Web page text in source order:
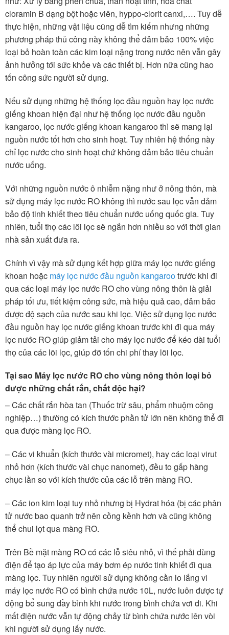
cloramin B dạng bột hoặc viên, hyppo-clorit canxi,…. Tuy dễ
thực hiện, những vật liệu cũng dễ tìm kiếm nhưng những
phương pháp thủ công này không thể đảm bảo 100% việc
loại bỏ hoàn toàn các kim loại nặng trong nước nên vẫn gây
ảnh hưởng tới sức khỏe và các thiết bị. Hơn nữa cũng hao
tốn công sức người sử dụng.
Nếu sử dụng những hệ thống lọc đầu nguồn hay lọc nước
giếng khoan hiện đại như hệ thống lọc nước đầu nguồn
kangaroo, lọc nước giếng khoan kangaroo thì sẽ mang lại
nguồn nước tốt hơn cho sinh hoạt. Tuy nhiên hệ thống này
chỉ lọc nước cho sinh hoạt chứ không đảm bảo tiêu chuẩn
nước uống.
Với những nguồn nước ô nhiễm nặng như ở nông thôn, mà
sử dụng máy lọc nước RO không thì nước sau lọc vẫn đảm
bảo độ tinh khiết theo tiêu chuẩn nước uống quốc gia. Tuy
nhiên, tuổi thọ các lõi lọc sẽ ngắn hơn nhiều so với thời gian
nhà sản xuất đưa ra.
Chính vì vậy mà sử dụng kết hợp giữa máy lọc nước giếng
khoan hoặc máy lọc nước đầu nguồn kangarootrước khi đi
qua các loại máy lọc nước RO cho vùng nông thôn là giải
pháp tối ưu, tiết kiệm công sức, mà hiệu quả cao, đảm bảo
được độ sạch của nước sau khi lọc. Việc sử dụng lọc nước
đầu nguồn hay lọc nước giếng khoan trước khi đi qua máy
lọc nước RO giúp giảm tải cho máy lọc nước để kéo dài tuổi
thọ của các lõi lọc, giúp đỡ tốn chi phí thay lõi lọc.
Tại sao Máy lọc nước RO cho vùng nông thôn loại bỏ
được những chất rắn, chất độc hại?
– Các chất rắn hòa tan (Thuốc trừ sâu, phẩm nhuộm công
nghiệp…) thường có kích thước phần tử lớn nên không thể đi
qua được màng lọc RO.
– Các vi khuẩn (kích thước vài micromet), hay các loại virut
nhỏ hơn (kích thước vài chục nanomet), đều to gấp hàng
chục lần so với kích thước của các lỗ trên màng RO.
– Các ion kim loại tuy nhỏ nhưng bị Hydrat hóa (bị các phân
tử nước bao quanh trở nên cồng kềnh hơn và cũng không
thể chui lọt qua màng RO.
Trên Bề mặt màng RO có các lỗ siêu nhỏ, vì thế phải dùng
điện để tạo áp lực của máy bơm ép nước tinh khiết đi qua
màng lọc. Tuy nhiên người sử dụng không cần lo lắng vì
máy lọc nước RO có bình chứa nước 10L, nước luôn được tự
động bổ sung đầy bình khi nước trong bình chứa vơi đi. Khi
mất điện nước vẫn tự động chảy từ bình chứa nước lên vòi
khi người sử dụng lấy nước.